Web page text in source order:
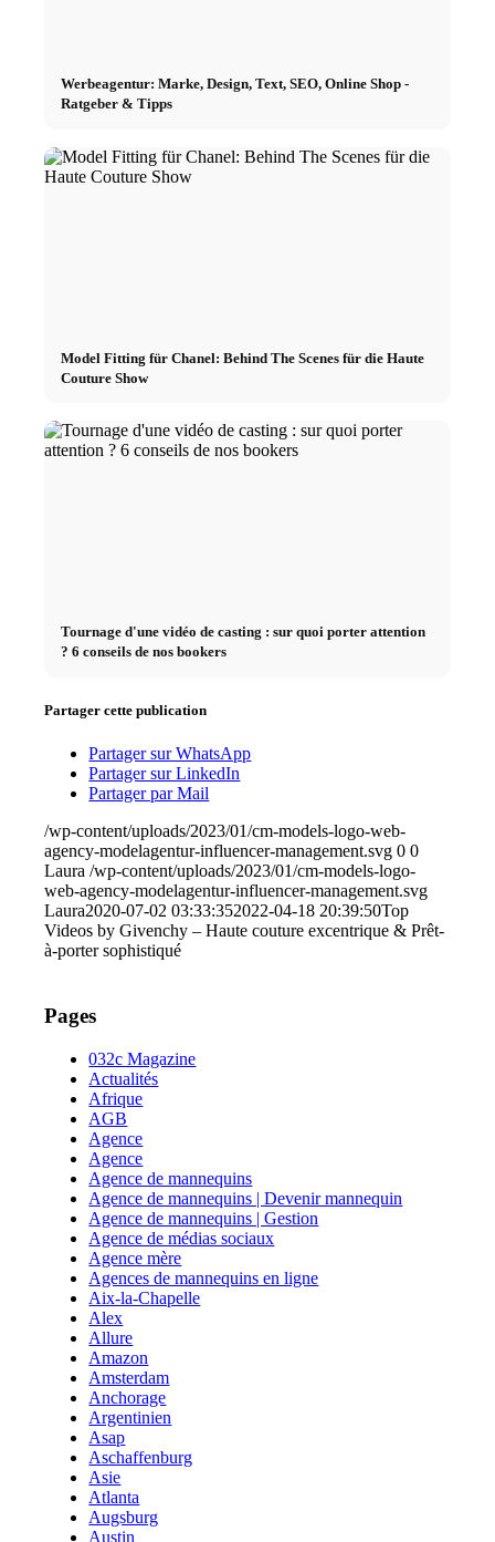
Werbeagentur: Marke, Design, Text, SEO, Online Shop -
Ratgeber & Tipps
Model Fitting für Chanel: Behind The Scenes für die Haute
Couture Show
Tournage d'une vidéo de casting : sur quoi porter attention
? 6 conseils de nos bookers
Partager cette publication
Partager sur WhatsApp
Partager sur LinkedIn
Partager par Mail
/wp-content/uploads/2023/01/cm-models-logo-web-
agency-modelagentur-influencer-management.svg 0 0
Laura /wp-content/uploads/2023/01/cm-models-logo-
web-agency-modelagentur-influencer-management.svg
Laura2020-07-02 03:33:352022-04-18 20:39:50Top
Videos by Givenchy – Haute couture excentrique & Prêt-
à-porter sophistiqué
Pages
032c Magazine
Actualités
Afrique
AGB
Agence
Agence
Agence de mannequins
Agence de mannequins | Devenir mannequin
Agence de mannequins | Gestion
Agence de médias sociaux
Agence mère
Agences de mannequins en ligne
Aix-la-Chapelle
Alex
Allure
Amazon
Amsterdam
Anchorage
Argentinien
Asap
Aschaffenburg
Asie
Atlanta
Augsburg
Austin